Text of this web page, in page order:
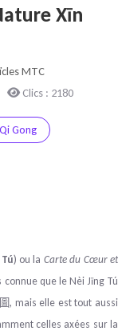
Xīn
MTC
Clics : 2180
Gong
) ou la Carte du Cœur et
connue que leNèi Jīng Tú
, mais elle est tout aussi
celles axées sur la